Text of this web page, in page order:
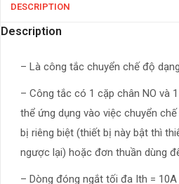
DESCRIPTION
Description
– Là công tắc chuyển chế độ
– Công tắc có 1 cặp chân NO và
thể ứng dụng vào việc chuyển
bị riêng biệt (thiết bị này bật thì
ngược lại) hoặc đơn thuần dùng
– Dòng đóng ngắt tối đa Ith = 10A